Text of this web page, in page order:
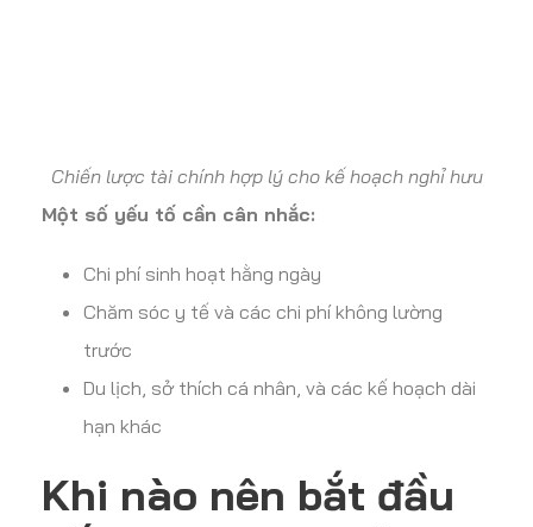
Chiến lược tài chính hợp lý cho kế hoạch nghỉ hưu
Một số yếu tố cần cân nhắc:
Chi phí sinh hoạt hằng ngày
Chăm sóc y tế và các chi phí không lường
trước
Du lịch, sở thích cá nhân, và các kế hoạch dài
hạn khác
Khi nào nên bắt đầu